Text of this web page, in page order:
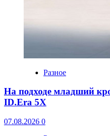
Разное
На подходе младший
ID.Era 5X
07.08.2026 0